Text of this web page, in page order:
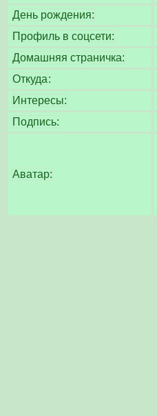
День рождения:
Профиль в соцсети:
Домашняя страничка:
Откуда:
Интересы:
Подпись:
Аватар: